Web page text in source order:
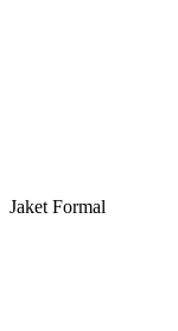
Jaket Formal